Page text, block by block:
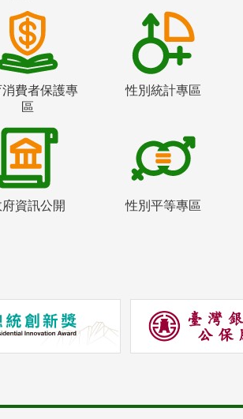
費者保護專
區
性別統計專區
資訊公開 性別平等專區